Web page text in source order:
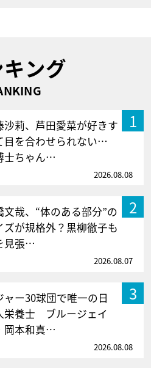
ング
1
沙莉、芦田愛菜が好きす
目を合わせられない…
士ちゃん…
2026.08.08
2
文哉、“体のある部分”の
ズが規格外？黒柳徹子も
見張…
2026.08.07
3
ャー30球団で唯一の日
栄養士 ブルージェイ
岡本和真…
2026.08.08